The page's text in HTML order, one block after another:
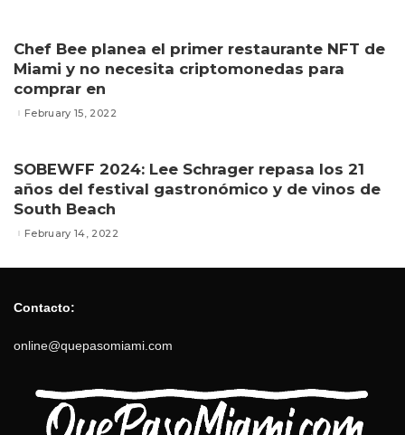
Chef Bee planea el primer restaurante NFT de
Miami y no necesita criptomonedas para
comprar en
February 15, 2022
SOBEWFF 2024: Lee Schrager repasa los 21
años del festival gastronómico y de vinos de
South Beach
February 14, 2022
Contacto:
online@quepasomiami.com